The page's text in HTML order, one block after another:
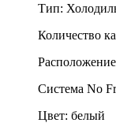
Тип:
Количество
Система No
Цвет: белый